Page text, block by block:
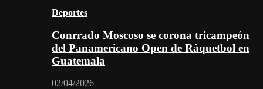
Deportes
Conrrado Moscoso se corona tricampeón
del Panamericano Open de Ráquetbol en
Guatemala
02/04/2026